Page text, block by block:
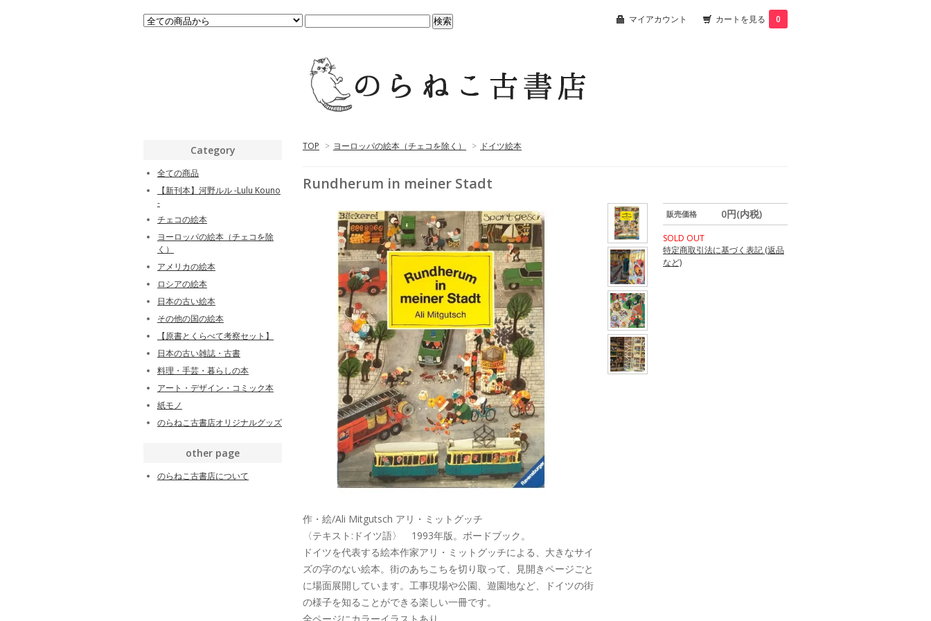
マイアカウント カートを見る 0
TOP > ヨーロッパの絵本（チェコを除く） > ドイツ絵本
Rundherum in meiner Stadt
販売価格 0円(内税)
SOLD OUT
特定商取引法に基づく表記 (返品
など)
作・絵/Ali Mitgutsch アリ・ミットグッチ
〈テキスト:ドイツ語〉 1993年版。ボードブック。
ドイツを代表する絵本作家アリ・ミットグッチによる、大きなサイ
ズの字のない絵本。街のあちこちを切り取って、見開きページごと
に場面展開しています。工事現場や公園、遊園地など、ドイツの街
の様子を知ることができる楽しい一冊です。
Category
全ての商品
【新刊本】河野ルル -Lulu Kouno
-
チェコの絵本
ヨーロッパの絵本（チェコを除
く）
アメリカの絵本
ロシアの絵本
日本の古い絵本
その他の国の絵本
【原書とくらべて考察セット】
日本の古い雑誌・古書
料理・手芸・暮らしの本
アート・デザイン・コミック本
紙モノ
のらねこ古書店オリジナルグッズ
other page
のらねこ古書店について